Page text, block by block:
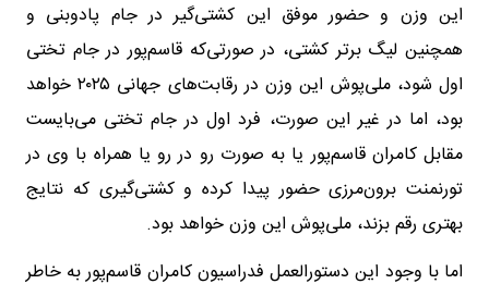
این وزن و حضور موفق این کشتی‌گیر در جام پادوبنی و
همچنین لیگ برتر کشتی، در صورتی‌که قاسم‌پور در جام تختی
اول شود، ملی‌پوش این وزن در رقابت‌های جهانی ۲۰۲۵ خواهد
بود، اما در غیر این صورت، فرد اول در جام تختی می‌بایست
مقابل کامران قاسم‌پور یا به صورت رو در رو یا همراه با وی در
تورنمنت برون‌مرزی حضور پیدا کرده و کشتی‌گیری که نتایج
بهتری رقم بزند، ملی‌پوش این وزن خواهد بود.
اما با وجود این دستورالعمل فدراسیون کامران قاسم‌پور به خاطر